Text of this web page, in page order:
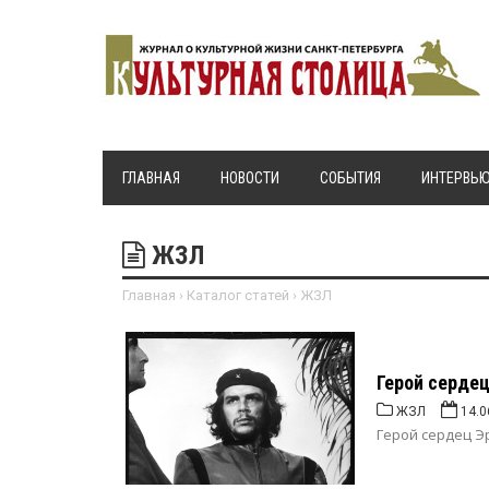
ГЛАВНАЯ НОВОСТИ СОБЫТИЯ
ЖЗЛ
Главная › Каталог статей › ЖЗЛ
Герой
ЖЗЛ
Герой сердец